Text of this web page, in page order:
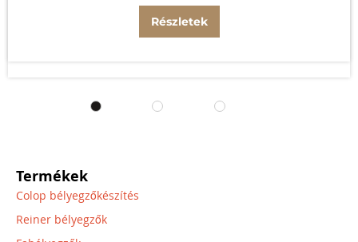
Részletek
Termékek
Colop bélyegzőkészítés
Reiner bélyegzők